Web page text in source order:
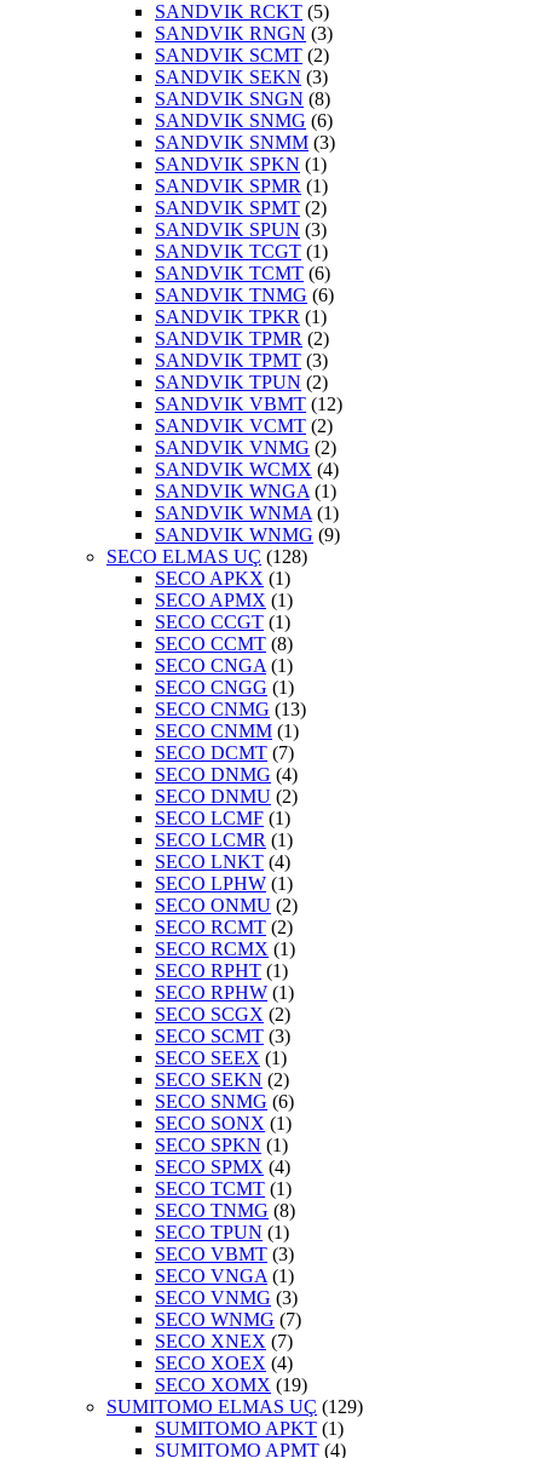
SANDVIK RCKT (5)
SANDVIK RNGN (3)
SANDVIK SCMT (2)
SANDVIK SEKN (3)
SANDVIK SNGN (8)
SANDVIK SNMG (6)
SANDVIK SNMM (3)
SANDVIK SPKN (1)
SANDVIK SPMR (1)
SANDVIK SPMT (2)
SANDVIK SPUN (3)
SANDVIK TCGT (1)
SANDVIK TCMT (6)
SANDVIK TNMG (6)
SANDVIK TPKR (1)
SANDVIK TPMR (2)
SANDVIK TPMT (3)
SANDVIK TPUN (2)
SANDVIK VBMT (12)
SANDVIK VCMT (2)
SANDVIK VNMG (2)
SANDVIK WCMX (4)
SANDVIK WNGA (1)
SANDVIK WNMA (1)
SANDVIK WNMG (9)
SECO ELMAS UÇ (128)
SECO APKX (1)
SECO APMX (1)
SECO CCGT (1)
SECO CCMT (8)
SECO CNGA (1)
SECO CNGG (1)
SECO CNMG (13)
SECO CNMM (1)
SECO DCMT (7)
SECO DNMG (4)
SECO DNMU (2)
SECO LCMF (1)
SECO LCMR (1)
SECO LNKT (4)
SECO LPHW (1)
SECO ONMU (2)
SECO RCMT (2)
SECO RCMX (1)
SECO RPHT (1)
SECO RPHW (1)
SECO SCGX (2)
SECO SCMT (3)
SECO SEEX (1)
SECO SEKN (2)
SECO SNMG (6)
SECO SONX (1)
SECO SPKN (1)
SECO SPMX (4)
SECO TCMT (1)
SECO TNMG (8)
SECO TPUN (1)
SECO VBMT (3)
SECO VNGA (1)
SECO VNMG (3)
SECO WNMG (7)
SECO XNEX (7)
SECO XOEX (4)
SECO XOMX (19)
SUMITOMO ELMAS UÇ (129)
SUMITOMO APKT (1)
SUMITOMO APMT (4)